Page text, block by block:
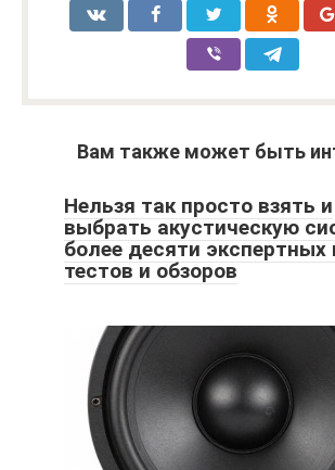
Вам также может быть
Нельзя так просто взять и
выбрать акустическую
более десяти экспертных
тестов и обзоров